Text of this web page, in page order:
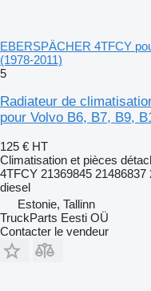
EBERSPÄCHER 4TFCY
(1978-2011)
5
Radiateur de
pour Volvo B6, B7, B9,
125 € HT
Climatisation et pièces
4TFCY 21369845 21486837
diesel
Estonie, Tallinn
TruckParts Eesti OÜ
Contacter le vendeur